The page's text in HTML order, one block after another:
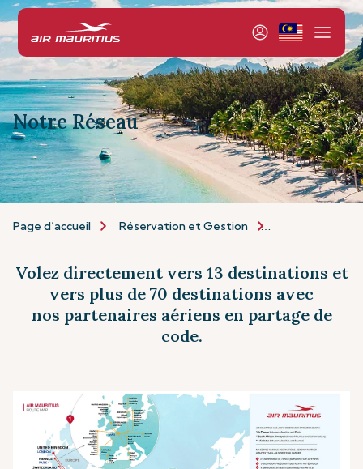
Notre Réseau
Page d’accueil Réservation et Gestion
Volez directement vers 13 destinations et
vers plus de 70 destinations avec
nos partenaires aériens en partage de
code.